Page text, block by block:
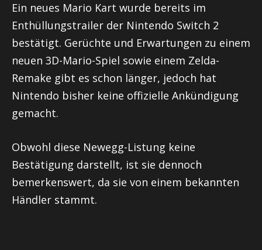
Ein neues Mario Kart wurde bereits im
Enthüllungstrailer der Nintendo Switch 2
bestätigt. Gerüchte und Erwartungen zu einem
neuen 3D-Mario-Spiel sowie einem Zelda-
Remake gibt es schon länger, jedoch hat
Nintendo bisher keine offizielle Ankündigung
gemacht.
Obwohl diese Newegg-Listung keine
Bestätigung darstellt, ist sie dennoch
bemerkenswert, da sie von einem bekannten
Händler stammt.